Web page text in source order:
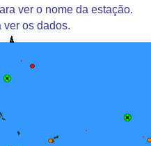
ver o nome da estação.
ver os dados.